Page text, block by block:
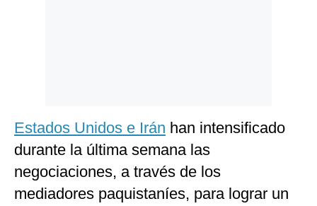
Estados Unidos e Irán han intensificado
durante la última semana las
negociaciones, a través de los
mediadores paquistaníes, para lograr un